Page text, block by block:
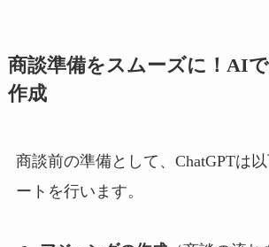
商談準備をスムーズに！AI
作成
商談前の準備として、ChatGPTは
ートを行います。